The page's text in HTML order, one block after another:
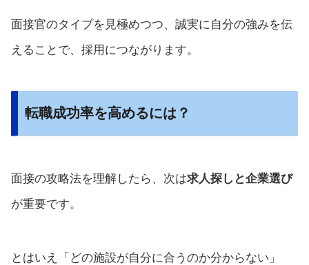
面接官のタイプを見極めつつ、誠実に自分の強みを伝
えることで、採用につながります。
転職成功率を高めるには？
面接の攻略法を理解したら、次は求人探しと企業選び
が重要です。
とはいえ「どの施設が自分に合うのか分からない」